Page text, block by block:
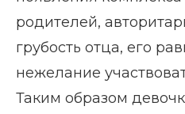
родителей,
грубость отца, его
нежелание
Таким образом